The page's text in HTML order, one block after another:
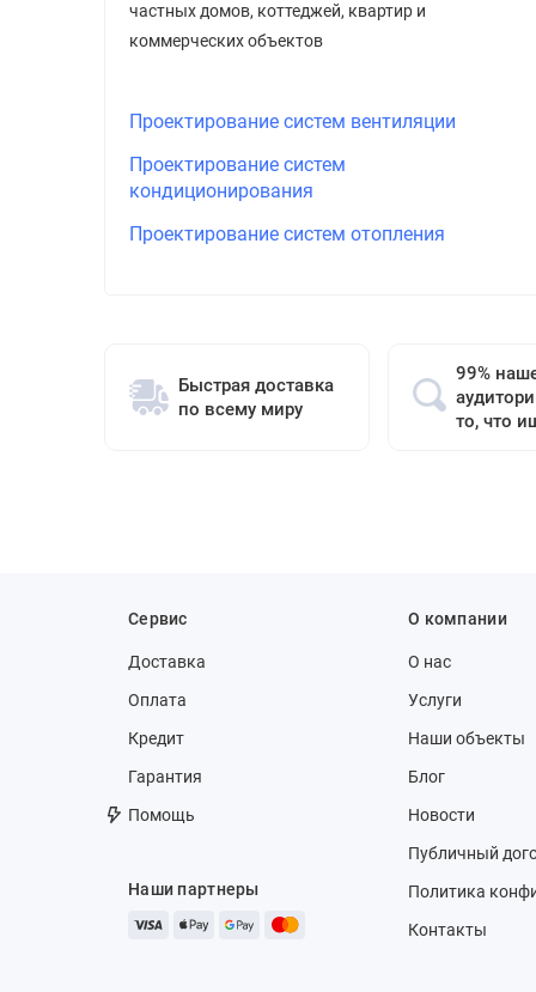
частных домов, коттеджей, квартир и
коммерческих объектов
Проектирование систем вентиляции
Проектирование систем
кондиционирования
Проектирование систем отопления
Быстрая доставка
по всему миру
99%
то, что
Сервис
Доставка
Оплата
Кредит
Гарантия
Помощь
Наши партнеры
О компании
О нас
Услуги
Наши объекты
Блог
Новости
Публичный
Политика
Контакты